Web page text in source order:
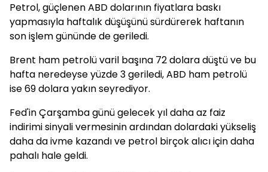
Petrol, güçlenen ABD dolarının fiyatlara baskı
yapmasıyla haftalık düşüşünü sürdürerek haftanın
son işlem gününde de geriledi.
Brent ham petrolü varil başına 72 dolara düştü ve bu
hafta neredeyse yüzde 3 geriledi, ABD ham petrolü
ise 69 dolara yakın seyrediyor.
Fed'in Çarşamba günü gelecek yıl daha az faiz
indirimi sinyali vermesinin ardından dolardaki yükseliş
daha da ivme kazandı ve petrol birçok alıcı için daha
pahalı hale geldi.